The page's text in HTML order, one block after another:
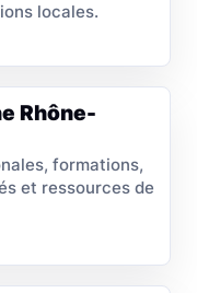
locales.
Rhône-
formations,
et ressources de